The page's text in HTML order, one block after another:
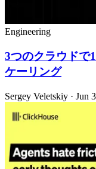
Engineering
3つのクラウドで
ケーリング
Sergey Veletskiy · Jun